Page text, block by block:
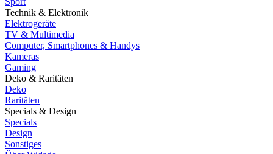
Technik & Elektronik
Elektrogeräte
TV & Multimedia
Computer, Smartphones & Handys
Kameras
Gaming
Deko & Raritäten
Deko
Raritäten
Specials & Design
Specials
Design
Sonstiges